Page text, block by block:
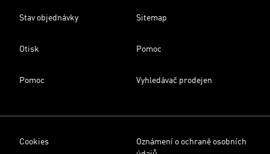
Stav objednávky Sitemap
Otisk Pomoc
Pomoc Vyhledávač prodejen
Cookies
Oznámení o ochraně osobních